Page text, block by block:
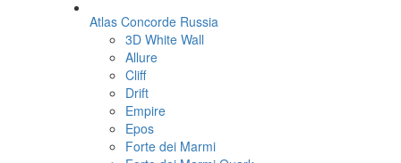
Atlas Concorde Russia
3D White Wall
Allure
Cliff
Drift
Empire
Epos
Forte dei Marmi